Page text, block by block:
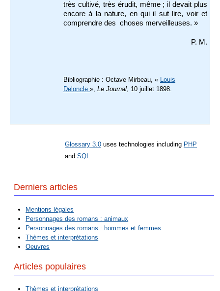
très cultivé, très érudit, même ; il devait plus
encore à la nature, en qui il sut lire, voir et
comprendre des choses merveilleuses. »
P. M.
Bibliographie : Octave Mirbeau, « Louis
Deloncle », Le Journal, 10 juillet 1898.
Glossary 3.0 uses technologies including PHP
and SQL
Derniers articles
Mentions légales
Personnages des romans : animaux
Personnages des romans : hommes et femmes
Thèmes et interprétations
Oeuvres
Articles populaires
Thèmes et interprétations